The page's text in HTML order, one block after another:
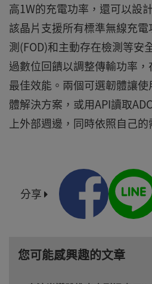
高1W的充電功率，還可以設
該晶片支援所有標準無線充
測(FOD)和主動存在檢測等安
過數位回饋以調整傳輸功率
最佳效能。兩個可選韌體讓
體解決方案，或用API讀取
上外部週邊，同時依照自己的
分享
您可能感興趣的文章